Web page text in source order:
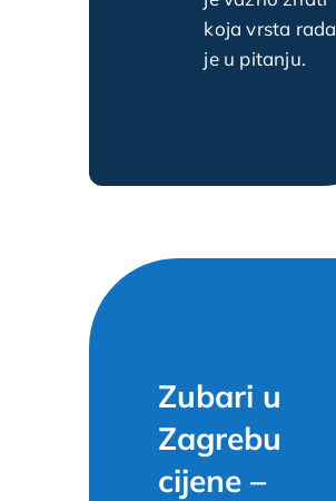
koja vrsta rada
je u pitanju.
Zubari u
Zagrebu
cijene –